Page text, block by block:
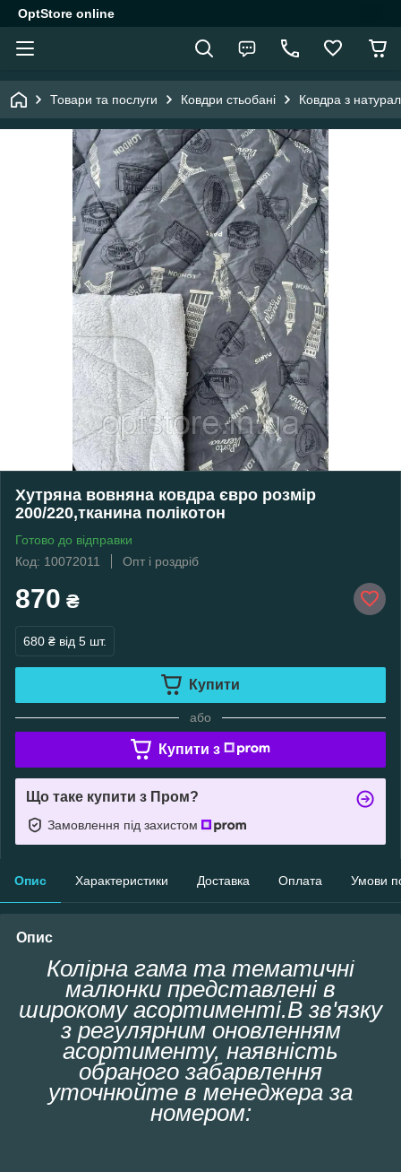
OptStore online
Товари та послуги Ковдри стьобані Ковдра з
Хутряна вовняна ковдра євро розмір
200/220,тканина полікотон
Готово до відправки
Код: 10072011
Опт і роздріб
870 ₴
680 ₴ від 5 шт.
Купити
або
Купити з
Що таке купити з Пром?
Замовлення під захистом
Опис Характеристики Доставка Оплата Умови
Опис
Колірна гама та тематичні
малюнки представлені в
широкому асортименті.В зв'язку
з регулярним оновленням
асортименту, наявність
обраного забарвлення
уточнюйте в менеджера за
номером: